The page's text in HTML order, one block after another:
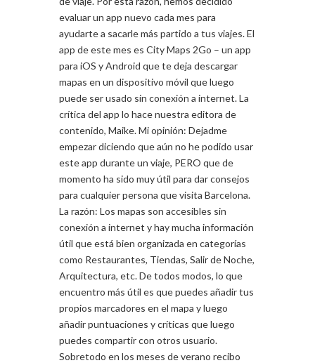
evaluar un app nuevo cada mes para
ayudarte a sacarle más partido a tus viajes. El
app de este mes es City Maps 2Go – un app
para iOS y Android que te deja descargar
mapas en un dispositivo móvil que luego
puede ser usado sin conexión a internet. La
crítica del app lo hace nuestra editora de
contenido, Maike. Mi opinión: Dejadme
empezar diciendo que aún no he podido usar
este app durante un viaje, PERO que de
momento ha sido muy útil para dar consejos
para cualquier persona que visita Barcelona.
La razón: Los mapas son accesibles sin
conexión a internet y hay mucha información
útil que está bien organizada en categorías
como Restaurantes, Tiendas, Salir de Noche,
Arquitectura, etc. De todos modos, lo que
encuentro más útil es que puedes añadir tus
propios marcadores en el mapa y luego
añadir puntuaciones y críticas que luego
puedes compartir con otros usuario.
Sobretodo en los meses de verano recibo